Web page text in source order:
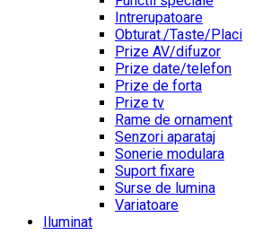
Intrerupatoare
Obturat./Taste/Placi
Prize AV/difuzor
Prize date/telefon
Prize de forta
Prize tv
Rame de ornament
Senzori aparataj
Sonerie modulara
Suport fixare
Surse de lumina
Variatoare
Iluminat